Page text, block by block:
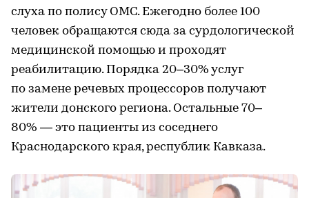
слуха по полису ОМС. Ежегодно более 100
человек обращаются сюда за сурдологической
медицинской помощью и проходят
реабилитацию. Порядка 20–30% услуг
по замене речевых процессоров получают
жители донского региона. Остальные 70–
80% — это пациенты из соседнего
Краснодарского края, республик Кавказа.